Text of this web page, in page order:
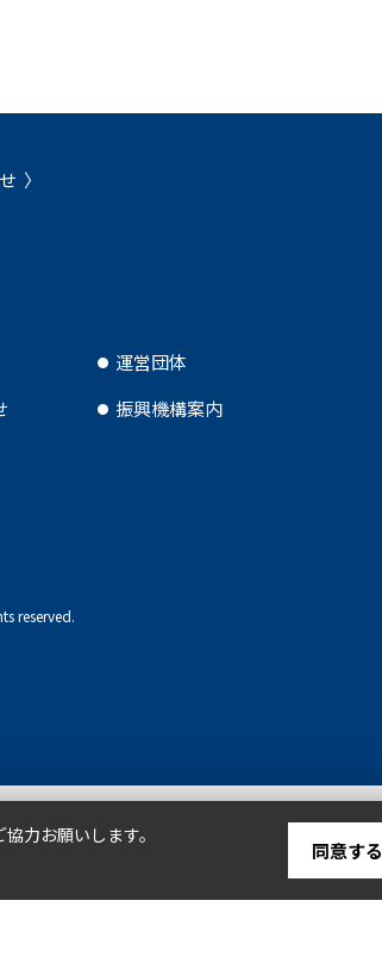
運営団体
振興機構案内
reserved.
力お願いします。
同意する